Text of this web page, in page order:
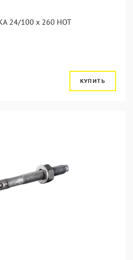
24/100 x 260 HOT
КУПИТЬ